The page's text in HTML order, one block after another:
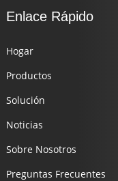
Enlace Rápido
Hogar
Productos
Solución
Noticias
Sobre Nosotros
Preguntas Frecuentes